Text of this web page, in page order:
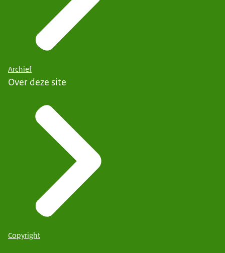
Archief
Over deze site
Copyright